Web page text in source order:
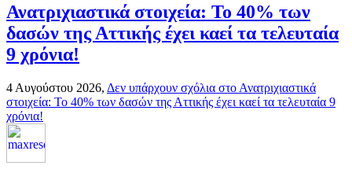
Ανατριχιαστικά στοιχεία: Το 40% των
δασών της Αττικής έχει καεί τα τελευταία
9 χρόνια!
4 Αυγούστου 2026, Δεν υπάρχουν σχόλια στο Ανατριχιαστικά
στοιχεία: Το 40% των δασών της Αττικής έχει καεί τα τελευταία 9
χρόνια!